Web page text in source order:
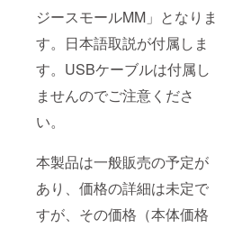
ジースモールMM」となりま
す。日本語取説が付属しま
す。USBケーブルは付属し
ませんのでご注意くださ
い。
本製品は一般販売の予定が
あり、価格の詳細は未定で
すが、その価格（本体価格